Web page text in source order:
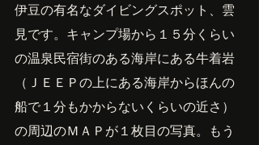
伊豆の有名なダイビングスポット、雲
見です。キャンプ場から１５分くらい
の温泉民宿街のある海岸にある牛着岩
（ＪＥＥＰの上にある海岸からほんの
船で１分もかからないくらいの近さ）
の周辺のＭＡＰが１枚目の写真。もう